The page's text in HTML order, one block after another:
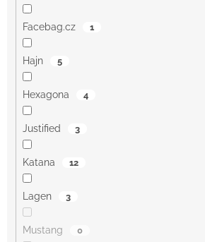
Facebag.cz 1
Hajn 5
Hexagona 4
Justified 3
Katana 12
Lagen 3
Mustang 0